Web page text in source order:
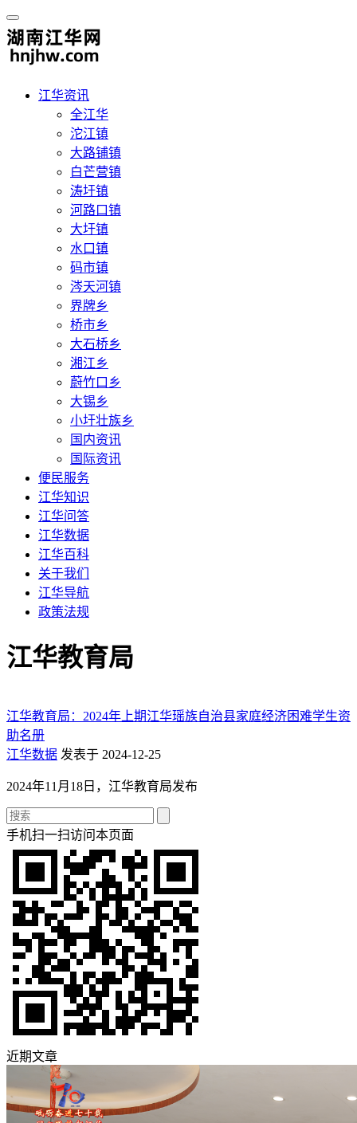
江华资讯
全江华
沱江镇
大路铺镇
白芒营镇
涛圩镇
河路口镇
大圩镇
水口镇
码市镇
涔天河镇
界牌乡
桥市乡
大石桥乡
湘江乡
蔚竹口乡
大锡乡
小圩壮族乡
国内资讯
国际资讯
便民服务
江华知识
江华问答
江华数据
江华百科
关于我们
江华导航
政策法规
江华教育局
江华教育局：2024年上期江华瑶族自治县家庭经济困难学生资
助名册
江华数据 发表于 2024-12-25
2024年11月18日，江华教育局发布
手机扫一扫访问本页面
近期文章